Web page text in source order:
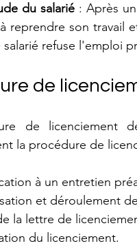
du salarié : Après
reprendre son travail
salarié refuse l'emploi
de
de licenciement
la procédure de
à un entretien
et déroulement
la lettre de
du licenciement.